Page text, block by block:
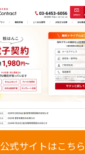
公式サイトはこちら